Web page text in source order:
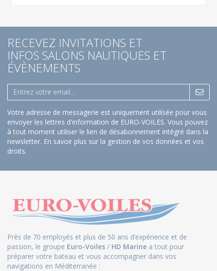
RECEVEZ INVITATIONS ET
INFOS SALONS NAUTIQUES ET
ÉVÈNEMENTS
Votre adresse de messagerie est uniquement utilisée pour vous
envoyer les lettres d'information de EURO-VOILES. Vous pouvez
à tout moment utiliser le lien de désabonnement intégré dans la
newsletter. En savoir plus sur la gestion de vos données et vos
droits.
Près de 70 employés et plus de 50 ans d’expérience et de
passion, le groupe Euro-Voiles / HD Marine a tout pour
préparer votre bateau et vous accompagner dans vos
navigations en Méditerranée :